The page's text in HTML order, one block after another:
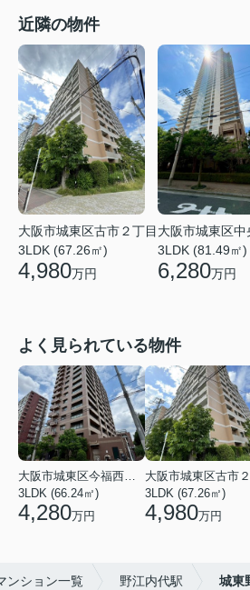
近隣の物件
大阪市城東区古市２丁目
3LDK (67.26㎡)
4,980万円
大阪市城東区中
3LDK (81.49㎡)
6,280万円
よく見られている物件
大阪市城東区今福西６丁目
3LDK (66.24㎡)
4,280万円
3LDK (67.26㎡)
4,980万円
ンション一覧 野江内代駅 城東